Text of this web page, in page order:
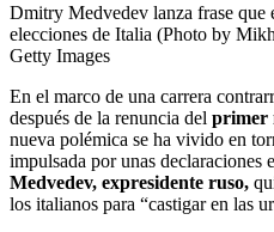
Dmitry Medvedev lanza frase que
elecciones de Italia (Photo by
Getty Images
En el marco de una carrera
después de la renuncia del primer
nueva polémica se ha vivido en
impulsada por unas declaraciones
Medvedev, expresidente ruso,
los italianos para “castigar en las